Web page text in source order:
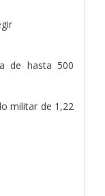
de hasta 500
militar de 1,22